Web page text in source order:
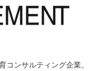
ンサルティング企業。